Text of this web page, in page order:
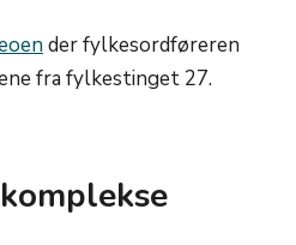
der fylkesordføreren
fra fylkestinget 27.